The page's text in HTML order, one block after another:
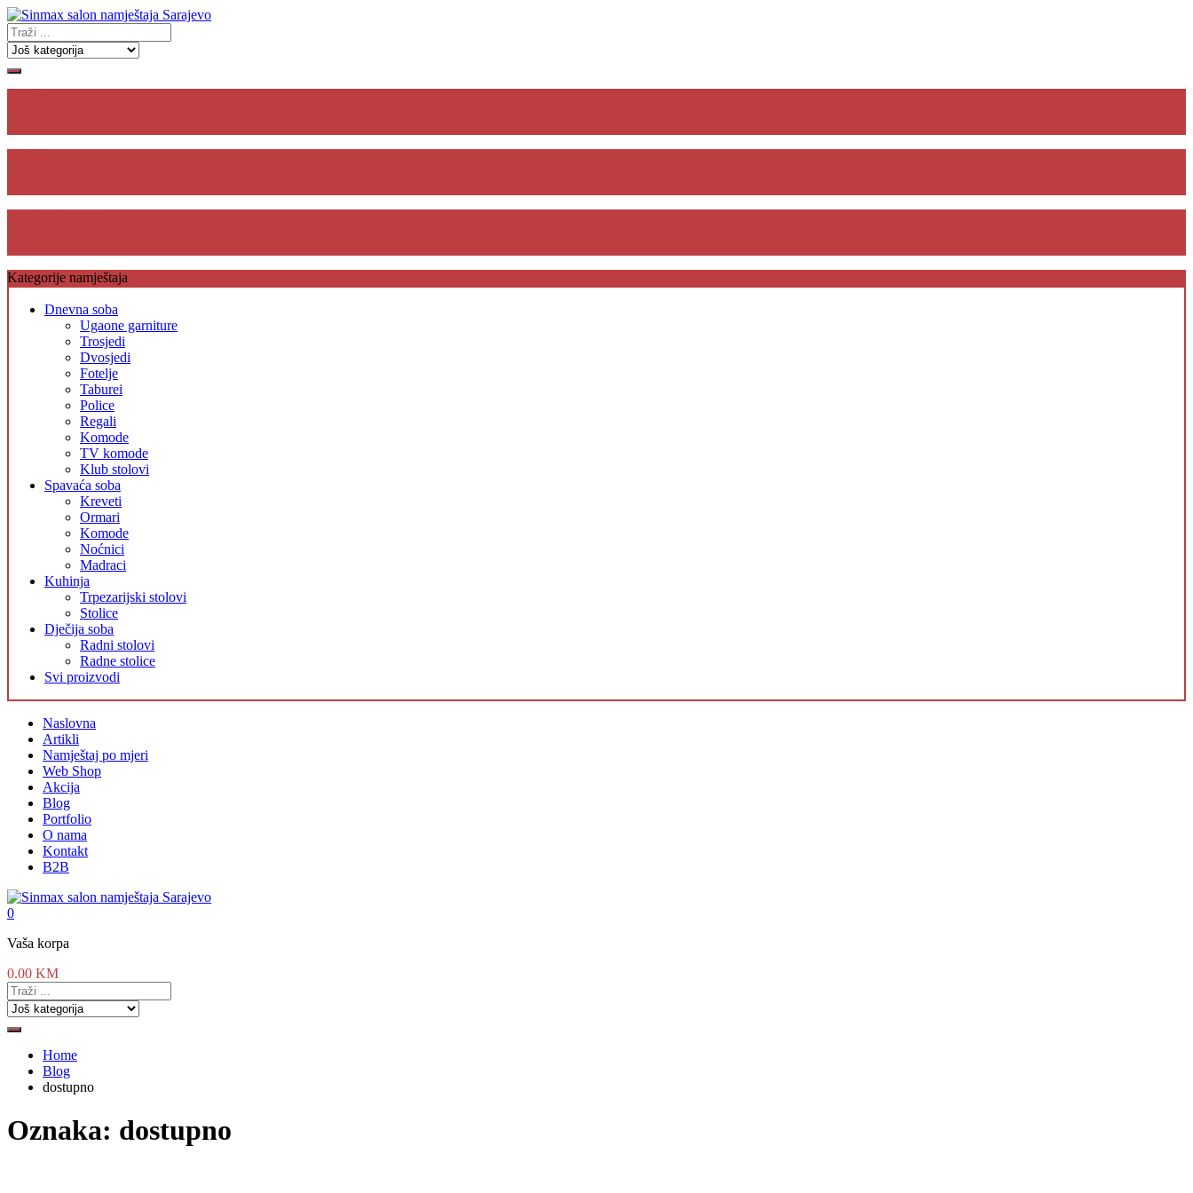
Kategorije namještaja
Dnevna soba
Ugaone garniture
Trosjedi
Dvosjedi
Fotelje
Taburei
Police
Regali
Komode
TV komode
Klub stolovi
Spavaća soba
Kreveti
Ormari
Komode
Noćnici
Madraci
Kuhinja
Trpezarijski stolovi
Stolice
Dječija soba
Radni stolovi
Radne stolice
Svi proizvodi
Naslovna
Artikli
Namještaj po mjeri
Web Shop
Akcija
Blog
Portfolio
O nama
Kontakt
B2B
0
Vaša korpa
0.00 KM
Home
Blog
dostupno
Oznaka: dostupno